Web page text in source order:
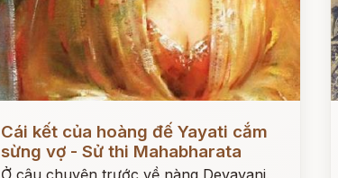
Cái kết của hoàng đế Yayati cắm
sừng vợ - Sử thi Mahabharata
Ở câu chuyện trước về nàng Devayani,